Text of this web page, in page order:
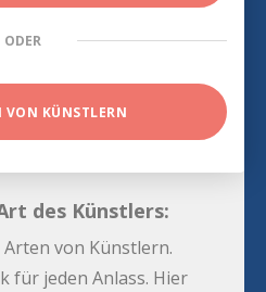
ODER
VON KÜNSTLERN
des Künstlers:
Arten von Künstlern.
für jeden Anlass. Hier